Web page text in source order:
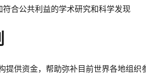
合公共利益的学术研究和科学发现
供资金，帮助弥补目前世界各地组织